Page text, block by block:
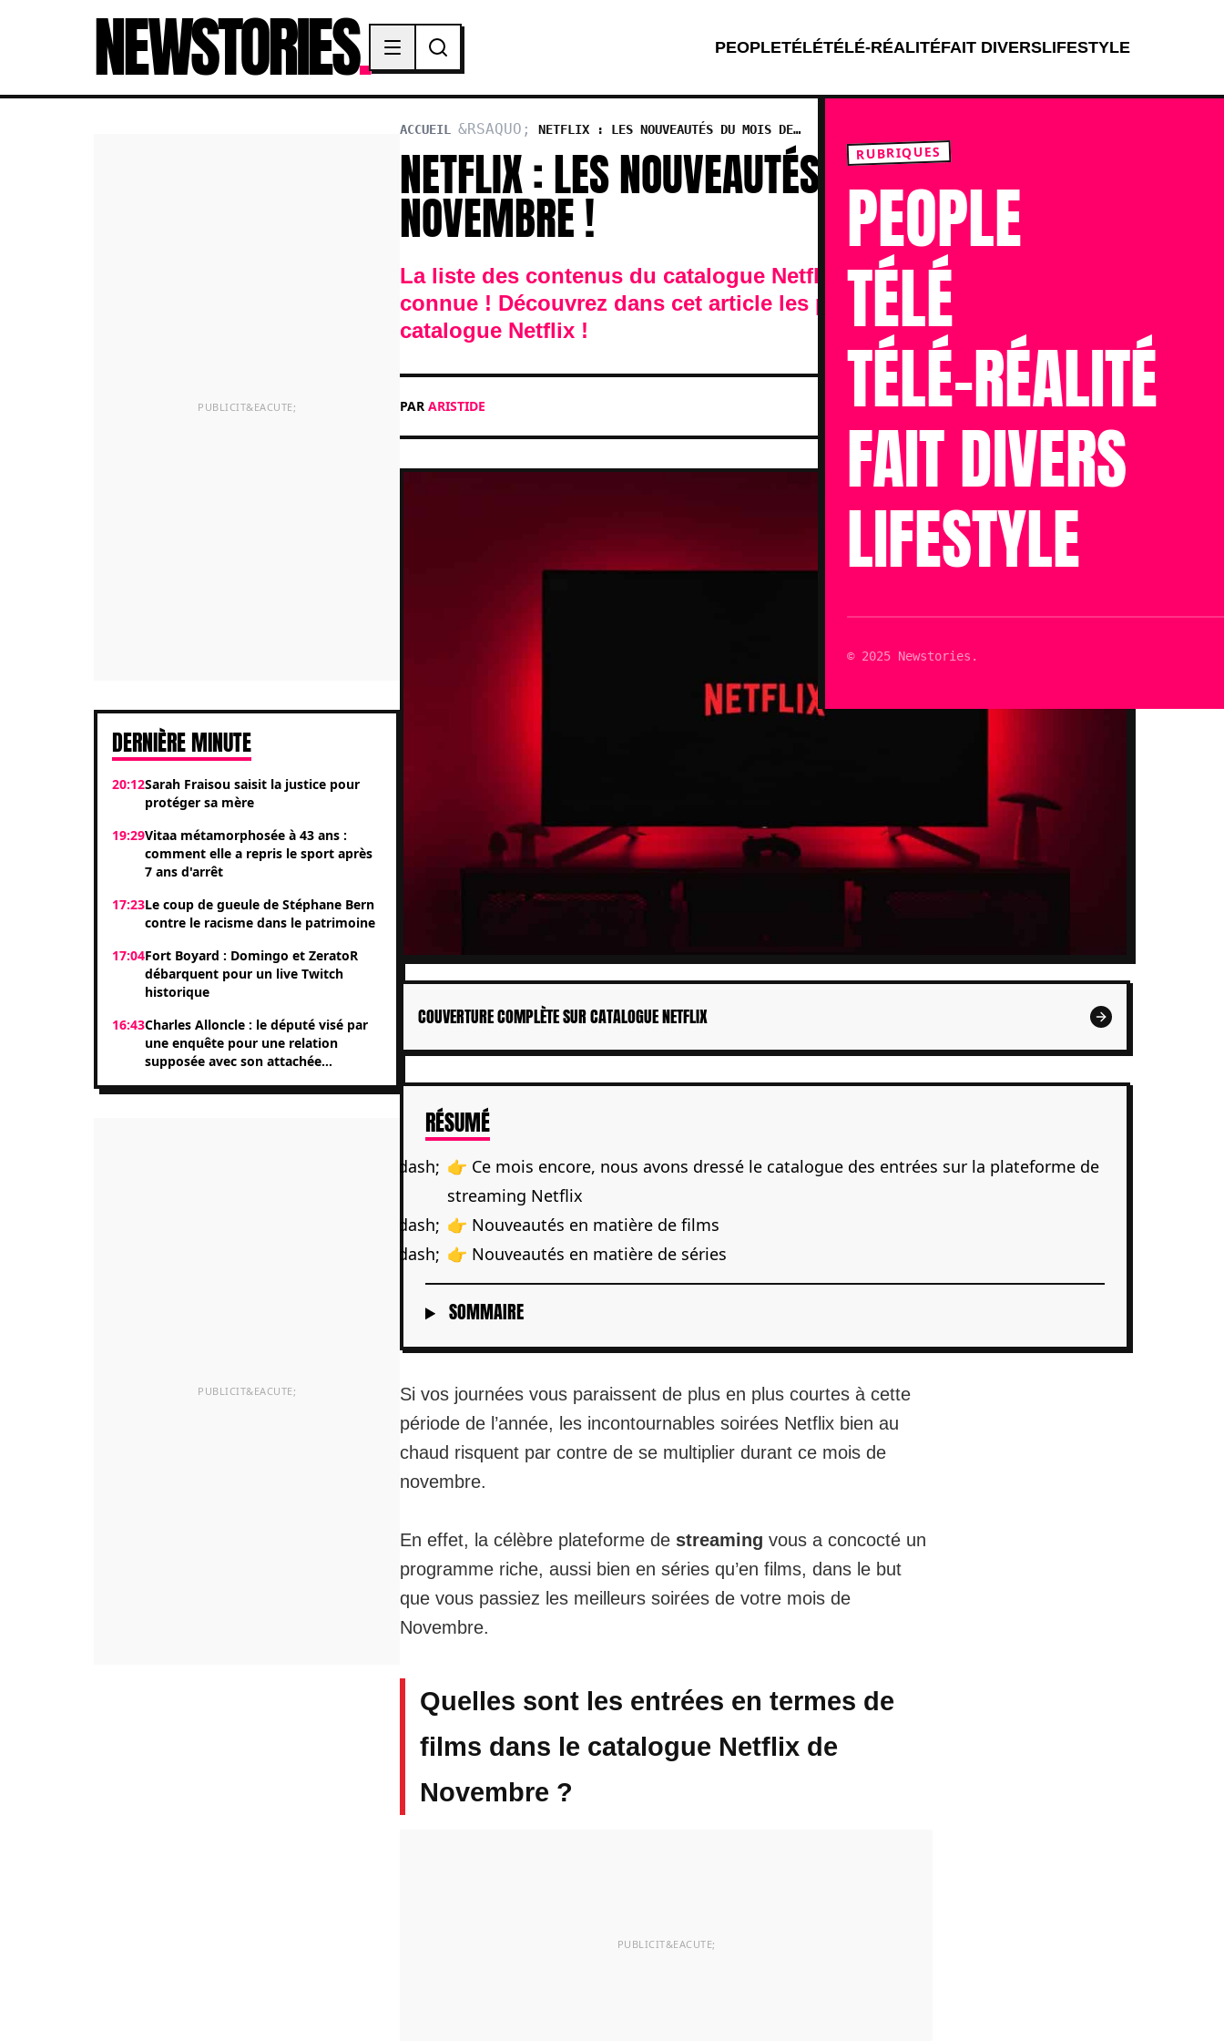
NEWSTORIES. PEOPLETÉLÉTÉLÉ-RÉALITÉFAIT DIVERSLIFESTYLE
RUBRIQUES
PEOPLE
TÉLÉ
TÉLÉ-RÉALITÉ
FAIT DIVERS
LIFESTYLE
© 2025 Newstories.
ACCUEIL
NETFLIX : LES NOUVEAUTÉS DU MOIS DE
NETFLIX : LES NOUVEAUTÉS DU MOIS DE
NOVEMBRE !
La liste des contenus du catalogue Netflix pour le mois est enfin
connue ! Découvrez dans cet article les prochaines entrées au
catalogue Netflix !
PAR ARISTIDE
Publié le 31 Oct 2022 à 13h50
COUVERTURE COMPLÈTE SUR CATALOGUE NETFLIX
RÉSUMÉDE L'ARTICLE
👉 Ce mois encore, nous avons dressé le catalogue des entrées sur la plateforme de
streaming Netflix
👉 Nouveautés en matière de films
👉 Nouveautés en matière de séries
SOMMAIRE
Si vos journées vous paraissent de plus en plus courtes à cette
période de l’année, les incontournables soirées Netflix bien au
chaud risquent par contre de se multiplier durant ce mois de
novembre.
En effet, la célèbre plateforme de streaming vous a concocté un
programme riche, aussi bien en séries qu’en films, dans le but
que vous passiez les meilleurs soirées de votre mois de
Novembre.
Quelles sont les entrées en termes de
films dans le catalogue Netflix de
Novembre ?
DERNIÈRE MINUTE
20:12Sarah Fraisou saisit la justice pour
protéger sa mère
19:29Vitaa métamorphosée à 43 ans :
comment elle a repris le sport après
7 ans d'arrêt
17:23Le coup de gueule de Stéphane Bern
contre le racisme dans le patrimoine
17:04Fort Boyard : Domingo et ZeratoR
débarquent pour un live Twitch
historique
16:43Charles Alloncle : le député visé par
une enquête pour une relation
supposée avec son attachée